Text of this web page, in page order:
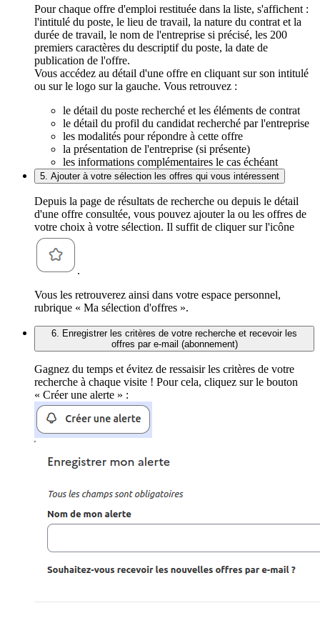
Pour chaque offre d'emploi restituée dans la liste, s'affichent :
l'intitulé du poste, le lieu de travail, la nature du contrat et la
durée de travail, le nom de l'entreprise si précisé, les 200
premiers caractères du descriptif du poste, la date de
publication de l'offre.
Vous accédez au détail d'une offre en cliquant sur son intitulé
ou sur le logo sur la gauche. Vous retrouvez :
le détail du poste recherché et les éléments de contrat
le détail du profil du candidat recherché par l'entreprise
les modalités pour répondre à cette offre
la présentation de l'entreprise (si présente)
les informations complémentaires le cas échéant
5. Ajouter à votre sélection les offres qui vous intéressent
Depuis la page de résultats de recherche ou depuis le détail
d'une offre consultée, vous pouvez ajouter la ou les offres de
votre choix à votre sélection. Il suffit de cliquer sur l'icône
.
Vous les retrouverez ainsi dans votre espace personnel,
rubrique « Ma sélection d'offres ».
6. Enregistrer les critères de votre recherche et recevoir les
offres par e-mail (abonnement)
Gagnez du temps et évitez de ressaisir les critères de votre
recherche à chaque visite ! Pour cela, cliquez sur le bouton
« Créer une alerte » :